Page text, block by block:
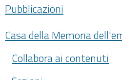
Pubblicazioni
Casa della Memoria
Collabora ai contenuti